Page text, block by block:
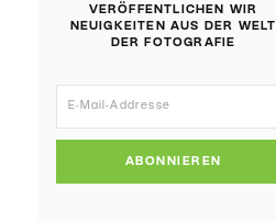
VERÖFFENTLICHEN WIR
NEUIGKEITEN AUS DER WELT
DER FOTOGRAFIE
ABONNIEREN